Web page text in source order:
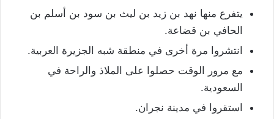
يتفرع منها نهد بن زيد بن ليث بن سود بن أسلم بن
الحافي بن قضاعة.
انتشروا مرة أخرى في منطقة شبه الجزيرة العربية.
مع مرور الوقت حصلوا على الملاذ والراحة في
السعودية.
استقروا في مدينة نجران.